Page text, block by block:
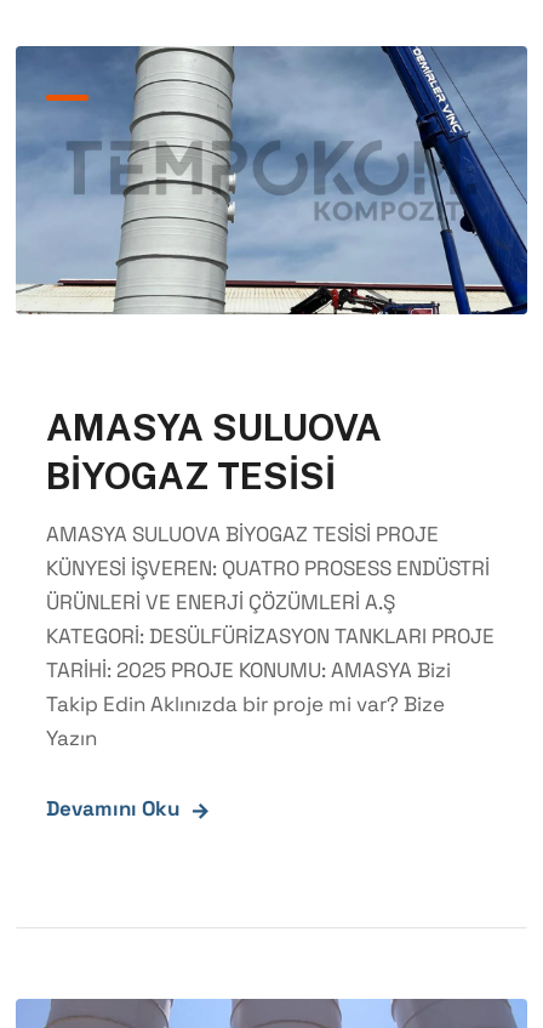
AMASYA SULUOVA
BİYOGAZ TESİSİ
AMASYA SULUOVA BİYOGAZ TESİSİ PROJE
KÜNYESİ İŞVEREN: QUATRO PROSESS ENDÜSTRİ
ÜRÜNLERİ VE ENERJİ ÇÖZÜMLERİ A.Ş
KATEGORİ: DESÜLFÜRİZASYON TANKLARI PROJE
TARİHİ: 2025 PROJE KONUMU: AMASYA Bizi
Takip Edin Aklınızda bir proje mi var? Bize
Yazın
Devamını Oku